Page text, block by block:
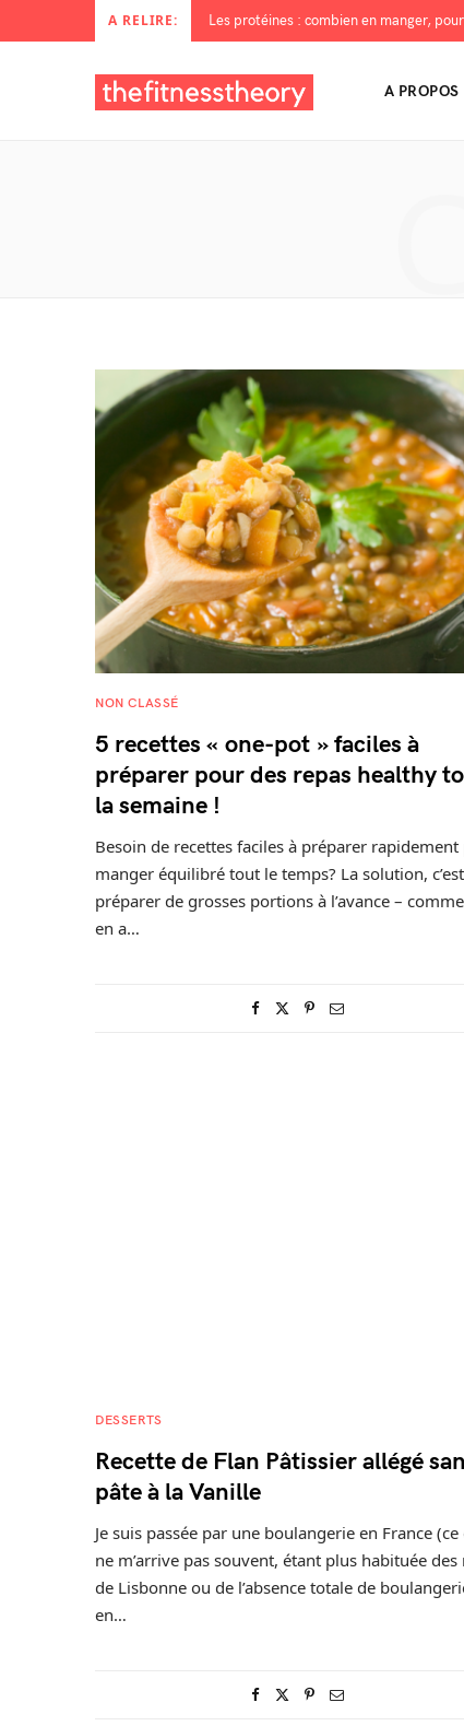
A RELIRE:
A PROPOS
NON CLASSÉ
5 recettes « one-pot » faciles à
préparer pour des repas healthy
la semaine !
Besoin de recettes faciles à préparer
manger équilibré tout le temps? La solution,
préparer de grosses portions à l’avance –
en a…
DESSERTS
Recette de Flan Pâtissier allégé
pâte à la Vanille
Je suis passée par une boulangerie en France (ce
ne m’arrive pas souvent, étant plus habituée des
de Lisbonne ou de l’absence totale de
en…